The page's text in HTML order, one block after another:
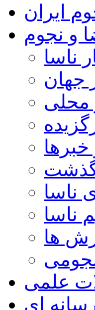
ایران
و نجوم
ناسا
جهان
محلی
گذشت
ناسا
ناسا
ها
علمی
اي